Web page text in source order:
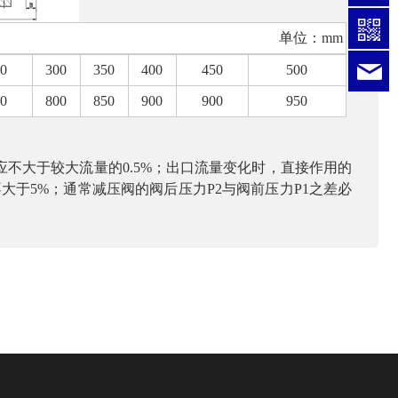
单位： mm
300 350 400 450 500
800 850 900 900 950
不大于较大流量的0.5%；出口流量变化时，直接作用的
于5% ；通常减压阀的阀后压力P2与阀前压力P1 之差必